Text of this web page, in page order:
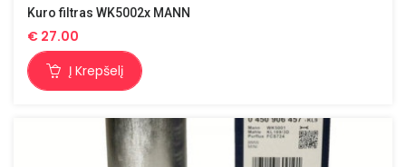
Kuro filtras WK5002x MANN
€ 27.00
Į Krepšelį